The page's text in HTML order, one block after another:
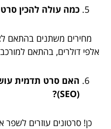
כמה עולה להכין
מחירים משתנים בהתאם
אלפי דולרים, בהתאם
האם סרט תדמית
(SEO)?
כן! סרטונים עוזרים לשפר